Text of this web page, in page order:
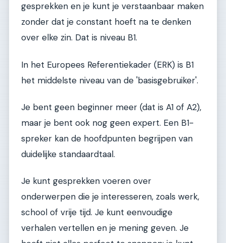
gesprekken en je kunt je verstaanbaar maken
zonder dat je constant hoeft na te denken
over elke zin. Dat is niveau B1.
In het Europees Referentiekader (ERK) is B1
het middelste niveau van de 'basisgebruiker'.
Je bent geen beginner meer (dat is A1 of A2),
maar je bent ook nog geen expert. Een B1-
spreker kan de hoofdpunten begrijpen van
duidelijke standaardtaal.
Je kunt gesprekken voeren over
onderwerpen die je interesseren, zoals werk,
school of vrije tijd. Je kunt eenvoudige
verhalen vertellen en je mening geven. Je